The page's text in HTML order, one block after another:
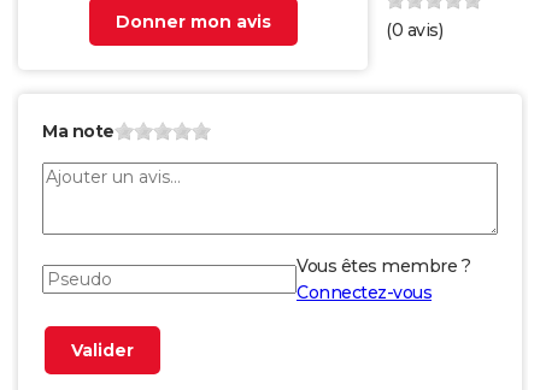
Donner mon avis
(0 avis)
Ma note
Vous êtes membre ?
Connectez-vous